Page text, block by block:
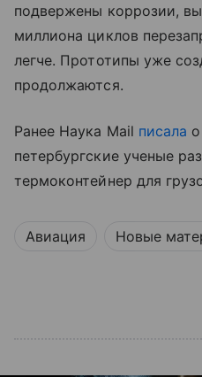
подвержены коррозии,
миллиона циклов
легче. Прототипы уже
продолжаются.
Ранее Наука Mail писала
петербургские ученые
термоконтейнер для
Авиация Новые